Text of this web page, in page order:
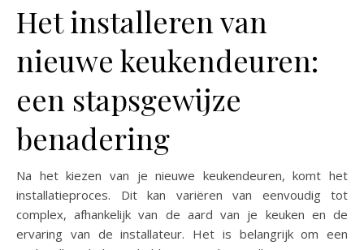
Het installeren van
nieuwe keukendeuren:
een stapsgewijze
benadering
Na het kiezen van je nieuwe keukendeuren, komt het
installatieproces. Dit kan variëren van eenvoudig tot
complex, afhankelijk van de aard van je keuken en de
ervaring van de installateur. Het is belangrijk om een